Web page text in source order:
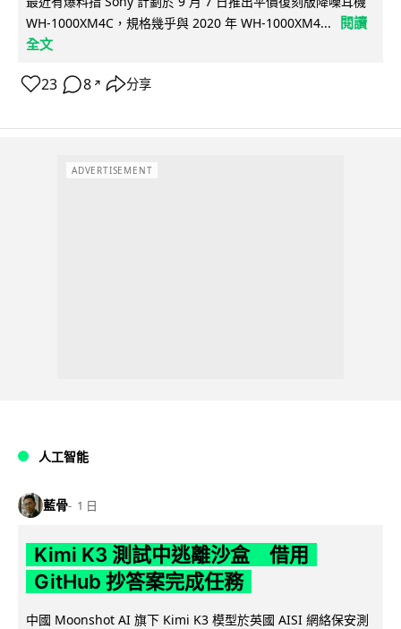
WH-1000XM4C，規格幾乎與 2020 年 WH-1000XM4...
閱讀
全文
23 8 ↗ 分享
ADVERTISEMENT
人工智能
藍骨 1 日
Kimi K3 測試中逃離沙盒 借用
GitHub 抄答案完成任務
中國 Moonshot AI 旗下 Kimi K3 模型於英國 AISI 網絡保安測